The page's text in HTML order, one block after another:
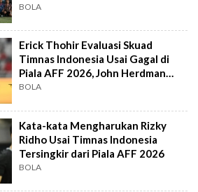
BOLA
Erick Thohir Evaluasi Skuad
Timnas Indonesia Usai Gagal di
Piala AFF 2026, John Herdman
Out?
BOLA
Kata-kata Mengharukan Rizky
Ridho Usai Timnas Indonesia
Tersingkir dari Piala AFF 2026
BOLA